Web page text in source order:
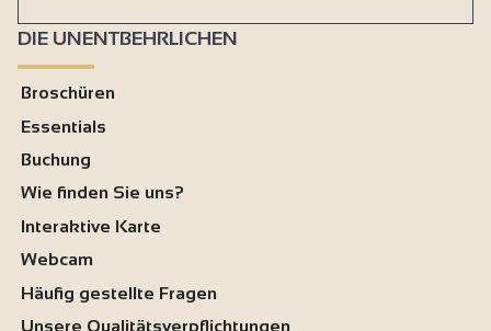
DIE UNENTBEHRLICHEN
Broschüren
Essentials
Buchung
Wie finden Sie uns?
Interaktive Karte
Webcam
Häufig gestellte Fragen
Unsere Qualitätsverpflichtungen